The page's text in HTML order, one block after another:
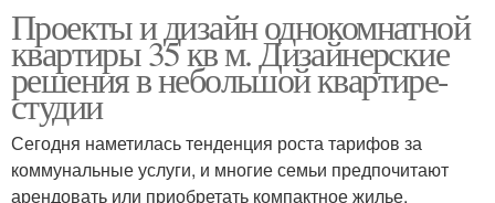
Проекты и дизайн однокомнатной
квартиры 35 кв м. Дизайнерские
решения в небольшой квартире-
студии
Сегодня наметилась тенденция роста тарифов за
коммунальные услуги, и многие семьи предпочитают
арендовать или приобретать компактное жилье.